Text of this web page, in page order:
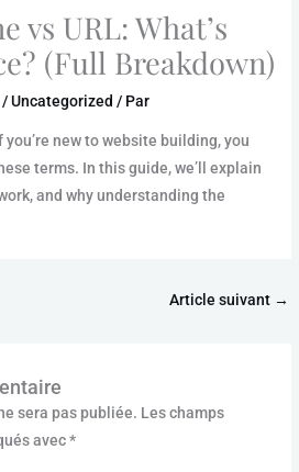
vs URL: What’s
(Full Breakdown)
/Uncategorized / Par
you’re new to website building, you
terms. In this guide, we’ll explain
and why understanding the
Article suivant →
sera pas publiée. Les champs
avec*